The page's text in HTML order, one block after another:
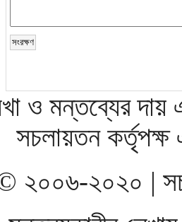
ও মন্তব্যের দায়
সচলায়তন
© ২০০৬-২০২০ |